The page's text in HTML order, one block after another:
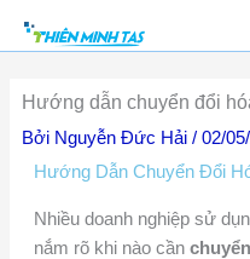
dungHướng dẫn chuyển đổi
Bởi Nguyễn Đức Hải / 02/
Hướng Dẫn Chuyển Đổi
Nhiều doanh nghiệp sử
nắm rõ khi nào cần